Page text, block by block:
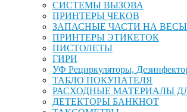
СИСТЕМЫ ВЫЗОВА
ПРИНТЕРЫ ЧЕКОВ
ЗАПАСНЫЕ ЧАСТИ НА ВЕСЫ
ПРИНТЕРЫ ЭТИКЕТОК
ПИСТОЛЕТЫ
ГИРИ
УФ Рециркуляторы,
ТАБЛО ПОКУПАТЕЛЯ
РАСХОДНЫЕ МАТЕРИАЛЫ
ДЕТЕКТОРЫ БАНКНОТ